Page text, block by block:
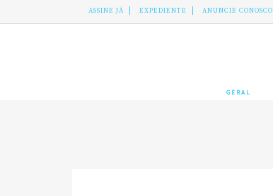
ASSINE JÁ EXPEDIENTE ANUNCIE CONOSCO
GERAL